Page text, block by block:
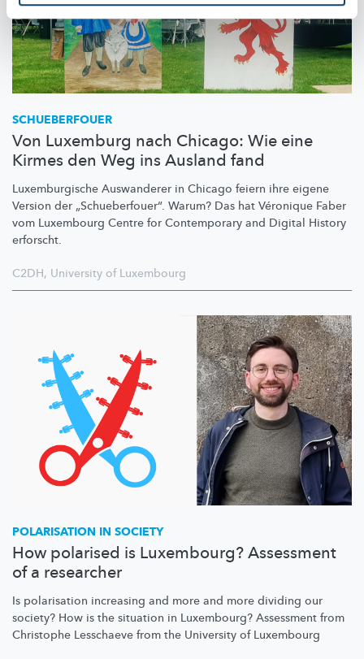
SCHUEBERFOUER
Von Luxemburg nach Chicago: Wie eine
Kirmes den Weg ins Ausland fand
Luxemburgische Auswanderer in Chicago feiern ihre eigene
Version der „Schueberfouer“. Warum? Das hat Véronique Faber
vom Luxembourg Centre for Contemporary and Digital History
erforscht.
C2DH, University of Luxembourg
POLARISATION IN SOCIETY
How polarised is Luxembourg? Assessment
of a researcher
Is polarisation increasing and more and more dividing our
society? How is the situation in Luxembourg? Assessment from
Christophe Lesschaeve from the University of Luxembourg